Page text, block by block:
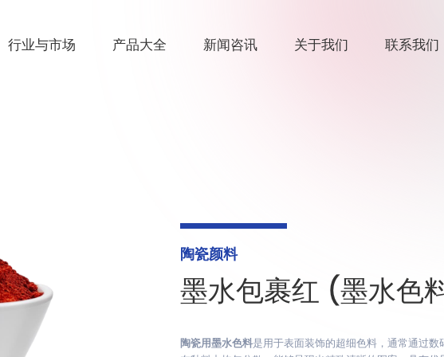
行业与市场 产品大全 新闻咨讯 关于我们 联系我们
陶瓷颜料
墨水包裹红 (墨水色
陶瓷用墨水色料是用于表面装饰的超细色料，通常通过